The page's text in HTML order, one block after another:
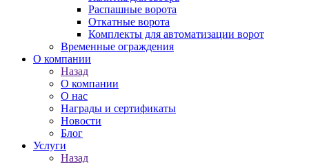
Распашные ворота
Откатные ворота
Комплекты для автоматизации ворот
Временные ограждения
О компании
Назад
О компании
О нас
Награды и сертификаты
Новости
Блог
Услуги
Назад